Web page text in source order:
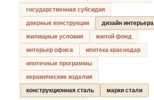
государственная субсидия
дверные конструкции
дизайн интерьера
жилищные условия
жилой фонд
интерьер офиса
ипотека краснодар
ипотечные программы
керамические изделия
конструкционная сталь
марки стали